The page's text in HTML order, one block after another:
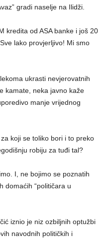
gradi naselje na Ilidži.
kredita od ASA banke i još 20
lako provjerljivo! Mi smo
ukrasti nevjerovatnih
kamate, neka javno kaže
manje vrijednog
koji se toliko bori i to preko
robiju za tuđi tal?
I, ne bojimo se poznatih
domaćih “političara u
iznio je niz ozbiljnih optužbi
navodnih političkih i